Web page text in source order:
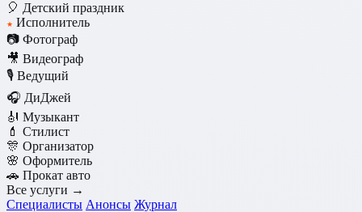
🎈 Детский праздник
★ Исполнитель
📷 Фотограф
🎥 Видеограф
🎙️ Ведущий
🎧 ДиДжей
🎻 Музыкант
💄 Стилист
🎊 Организатор
🌸 Оформитель
🚗 Прокат авто
Все услуги →
Специалисты Анонсы Журнал